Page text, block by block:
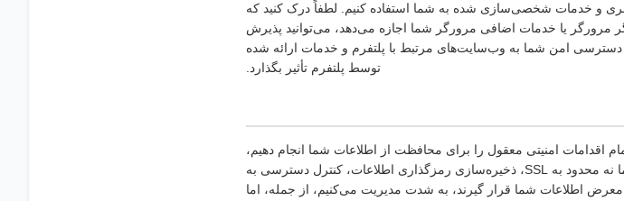
و خدمات شخصی‌سازی شده به شما استفاده کنیم. لطفاً درک کنید که
مرورگر یا خدمات اضافی مرورگر شما اجازه می‌دهد، می‌توانید پذیرش
دسترسی امن شما به وب‌سایت‌های مرتبط با پلتفرم و خدمات ارائه شده
توسط پلتفرم تأثیر بگذارد.
اقدامات امنیتی معقول را برای محافظت از اطلاعات شما انجام دهیم،
در صورت نشت، آسیب یا از دست رفتن اطلاعات، از جمله، اما نه محدود به SSL، ذخیره‌سازی رمزگذاری اطلاعات، کنترل دسترسی به
معرض اطلاعات شما قرار گیرند، به شدت مدیریت می‌کنیم، از جمله، اما